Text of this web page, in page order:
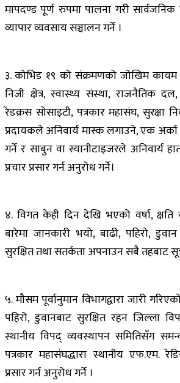
मापदण्ड पूर्ण रुपमा पालना गरी सार्वजनिक
व्यापार व्यवसाय सञ्चालन गर्ने ।
३. कोभिड १९ को संक्रमणको जोखिम
निजी क्षेत्र, स्वास्थ्य संस्था, राजनैतिक
रेडक्रस सोसाइटी, पत्रकार महासंघ,
प्रदायकले अनिवार्य मास्क लगाउने, एक अर्का
गर्ने र साबुन वा स्यानीटाइजरले अनिवार्य
प्रचार प्रसार गर्न अनुरोध गर्ने।
४. विगत केही दिन देखि भएको वर्षा,
बारेमा जानकारी भयो, बाढी, पहिरो,
सुरक्षित तथा सतर्कता अपनाउन सबै तहबाट
५. मौसम पूर्वानुमान विभागद्वारा जारी
पहिरो, डुवानबाट सुरक्षित रहन जिल्ला
स्थानीय विपद् व्यवस्थापन समितिसँग
पत्रकार महासंघद्धारा स्थानीय एफ.एम.
प्रसार गर्न अनुरोध गर्ने ।